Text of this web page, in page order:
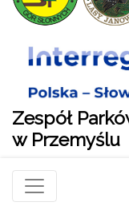
Zespół
w Przemyślu